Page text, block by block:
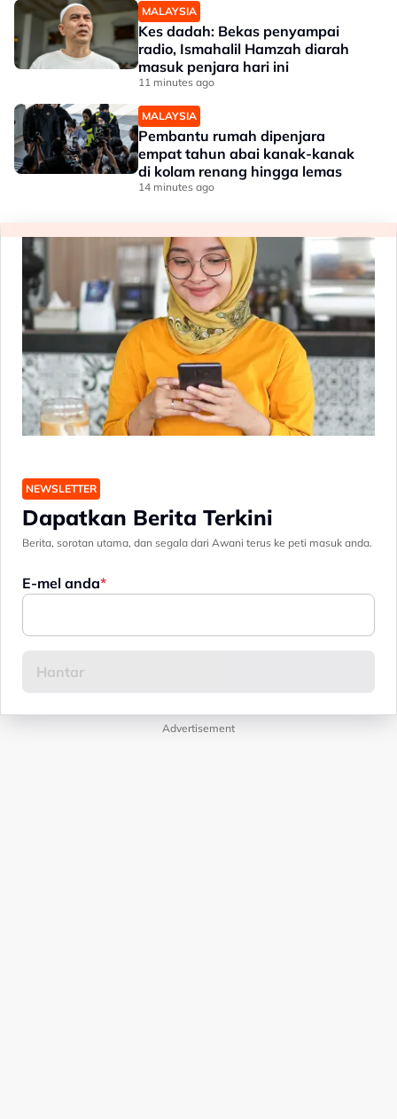
MALAYSIA
Kes dadah: Bekas penyampai
radio, Ismahalil Hamzah diarah
masuk penjara hari ini
11 minutes ago
MALAYSIA
Pembantu rumah dipenjara
empat tahun abai kanak-kanak
di kolam renang hingga lemas
14 minutes ago
NEWSLETTER
Dapatkan Berita Terkini
Berita, sorotan utama, dan segala dari Awani terus ke peti masuk anda.
E-mel anda
Advertisement